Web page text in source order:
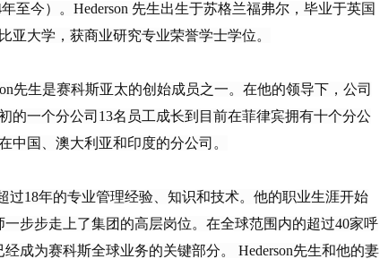
至今）。Hederson 先生出生于苏格兰福弗尔，毕业于英国
亚大学，获商业研究专业荣誉学士学位。
先生是赛科斯亚太的创始成员之一。在他的领导下，公司
的一个分公司13名员工成长到目前在菲律宾拥有十个分公
中国、澳大利亚和印度的分公司。
18年的专业管理经验、知识和技术。他的职业生涯开始
步步走上了集团的高层岗位。在全球范围内的超过40家呼
成为赛科斯全球业务的关键部分。 Hederson先生和他的妻